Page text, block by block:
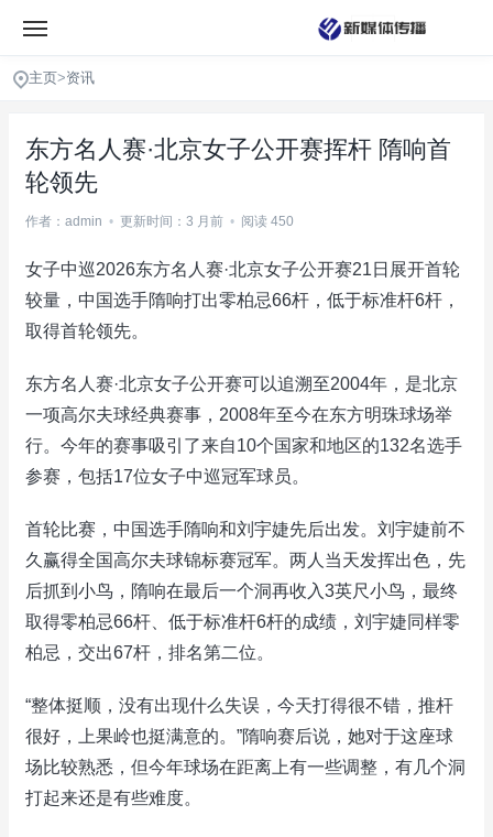
主页>资讯
东方名人赛·北京女子公开赛挥杆 隋响首
轮领先
作者：admin • 更新时间：3 月前 • 阅读 450
女子中巡2026东方名人赛·北京女子公开赛21日展开首轮
较量，中国选手隋响打出零柏忌66杆，低于标准杆6杆，
取得首轮领先。
东方名人赛·北京女子公开赛可以追溯至2004年，是北京
一项高尔夫球经典赛事，2008年至今在东方明珠球场举
行。今年的赛事吸引了来自10个国家和地区的132名选手
参赛，包括17位女子中巡冠军球员。
首轮比赛，中国选手隋响和刘宇婕先后出发。刘宇婕前不
久赢得全国高尔夫球锦标赛冠军。两人当天发挥出色，先
后抓到小鸟，隋响在最后一个洞再收入3英尺小鸟，最终
取得零柏忌66杆、低于标准杆6杆的成绩，刘宇婕同样零
柏忌，交出67杆，排名第二位。
“整体挺顺，没有出现什么失误，今天打得很不错，推杆
很好，上果岭也挺满意的。”隋响赛后说，她对于这座球
场比较熟悉，但今年球场在距离上有一些调整，有几个洞
打起来还是有些难度。